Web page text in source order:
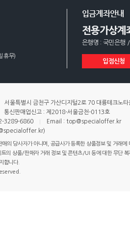
휴무)
입금계좌안내
전용가상계
은행명 : 국민은행
입점신청
서울특별시 금천구 가산디지털2로 70 대륭테크노
통신판매업신고 : 제2018-서울금천-0113호
3289-6860
Email : top@specialoffer.kr
의 당사자가 아니며, 공급사가 등록한 상품정보 및 거래
의 상품/판매자 거래 정보 및 콘텐츠/UI 등에 대한 무단
합니다.